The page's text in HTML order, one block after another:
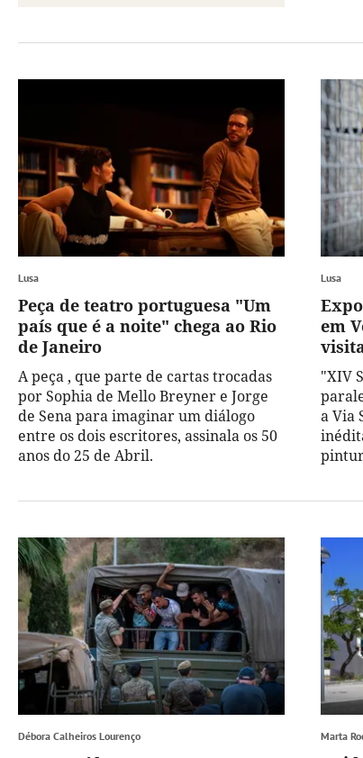
Lusa
Peça de teatro portuguesa "Um
país que é a noite" chega ao Rio
de Janeiro
A peça , que parte de cartas trocadas
por Sophia de Mello Breyner e Jorge
de Sena para imaginar um diálogo
entre os dois escritores, assinala os 50
anos do 25 de Abril.
Lusa
em
"XIV
a Via
Débora Calheiros Lourenço Marta